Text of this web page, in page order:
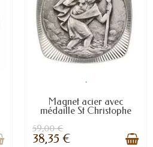
.
Magnet acier avec
médaille St Christophe
59,00 €
38,35 €